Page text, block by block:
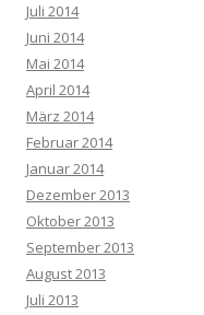
Juli 2014
Juni 2014
Mai 2014
April 2014
März 2014
Februar 2014
Januar 2014
Dezember 2013
Oktober 2013
September 2013
August 2013
Juli 2013